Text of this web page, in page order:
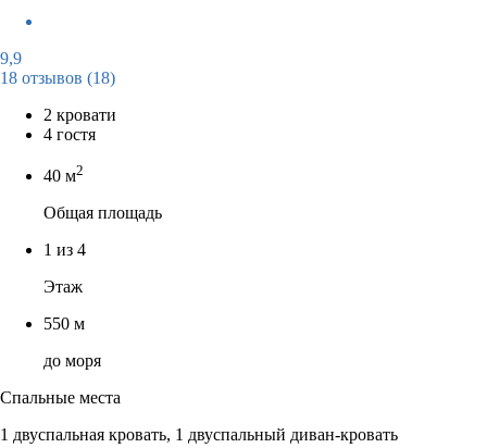
9,9
18 отзывов (18)
2 кровати
4 гостя
40 м2
Общая площадь
1 из 4
Этаж
550 м
до моря
Спальные места
1 двуспальная кровать, 1 двуспальный диван-кровать